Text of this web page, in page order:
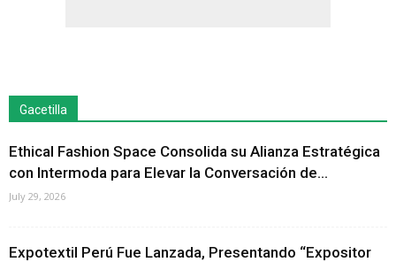
Gacetilla
Ethical Fashion Space Consolida su Alianza Estratégica
con Intermoda para Elevar la Conversación de...
July 29, 2026
Expotextil Perú Fue Lanzada, Presentando “Expositor